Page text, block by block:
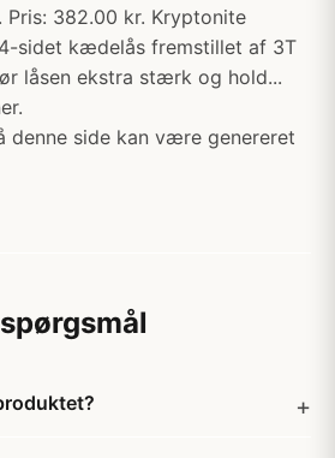
Pris: 382.00 kr. Kryptonite
sidet kædelås fremstillet af 3T
låsen ekstra stærk og hold...
denne side kan være genereret